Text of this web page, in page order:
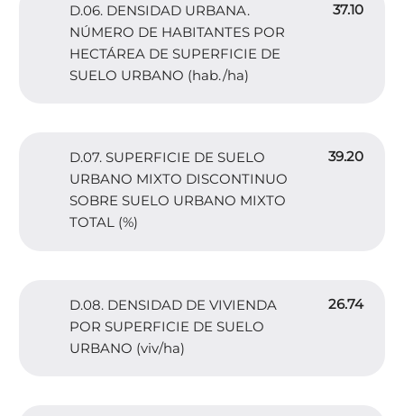
D.06. DENSIDAD URBANA.
NÚMERO DE HABITANTES POR
HECTÁREA DE SUPERFICIE DE
SUELO URBANO (hab./ha)
37.10
D.07. SUPERFICIE DE SUELO
URBANO MIXTO DISCONTINUO
SOBRE SUELO URBANO MIXTO
TOTAL (%)
39.20
D.08. DENSIDAD DE VIVIENDA
POR SUPERFICIE DE SUELO
URBANO (viv/ha)
26.74